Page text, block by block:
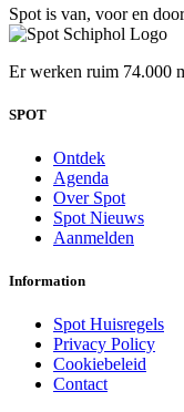
Spot is van, voor en
Er werken ruim 74.000
SPOT
Ontdek
Agenda
Over Spot
Spot Nieuws
Aanmelden
Information
Spot Huisregels
Privacy Policy
Cookiebeleid
Contact